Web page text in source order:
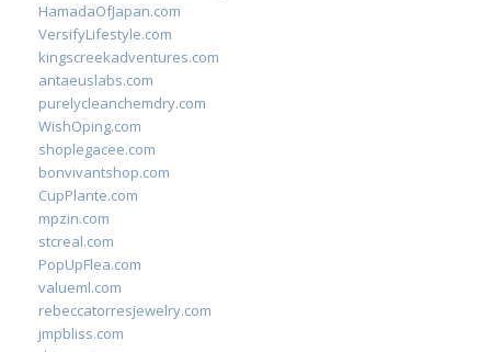
HamadaOfJapan.com
VersifyLifestyle.com
kingscreekadventures.com
antaeuslabs.com
purelycleanchemdry.com
WishOping.com
shoplegacee.com
bonvivantshop.com
CupPlante.com
mpzin.com
stcreal.com
PopUpFlea.com
valueml.com
rebeccatorresjewelry.com
jmpbliss.com